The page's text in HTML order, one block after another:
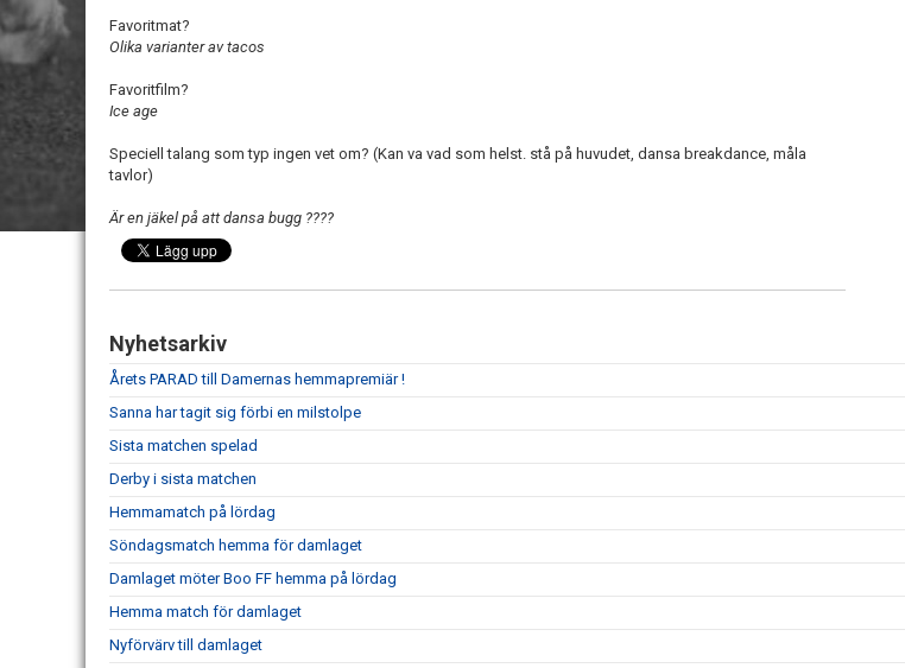
Favoritmat?
Olika varianter av tacos
Favoritfilm?
Ice age
Speciell talang som typ ingen vet om? (Kan va vad som helst. stå på huvudet, dansa breakdance, måla
tavlor)
Är en jäkel på att dansa bugg ????
Nyhetsarkiv
Årets PARAD till Damernas hemmapremiär !
Sanna har tagit sig förbi en milstolpe
Sista matchen spelad
Derby i sista matchen
Hemmamatch på lördag
Söndagsmatch hemma för damlaget
Damlaget möter Boo FF hemma på lördag
Hemma match för damlaget
Nyförvärv till damlaget